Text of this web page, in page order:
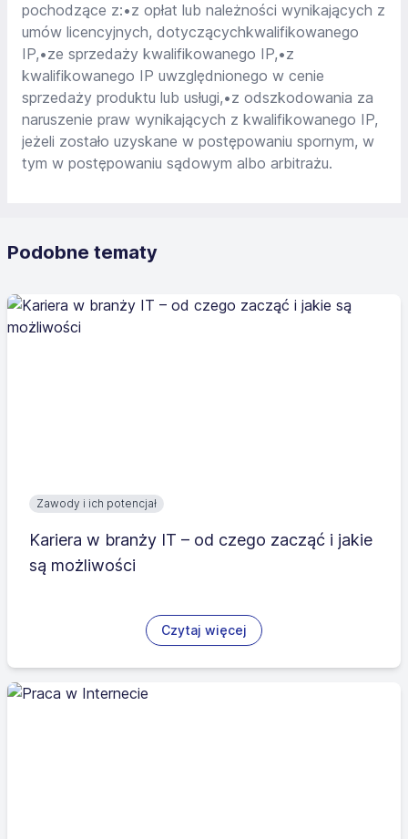
pochodzące z:•z opłat lub należności wynikających z
umów licencyjnych, dotyczącychkwalifikowanego
IP,•ze sprzedaży kwalifikowanego IP,•z
kwalifikowanego IP uwzględnionego w cenie
sprzedaży produktu lub usługi,•z odszkodowania za
naruszenie praw wynikających z kwalifikowanego IP,
jeżeli zostało uzyskane w postępowaniu spornym, w
tym w postępowaniu sądowym albo arbitrażu.
Podobne tematy
Zawody i ich potencjał
Kariera w branży IT – od czego zacząć i jakie
są możliwości
Czytaj więcej